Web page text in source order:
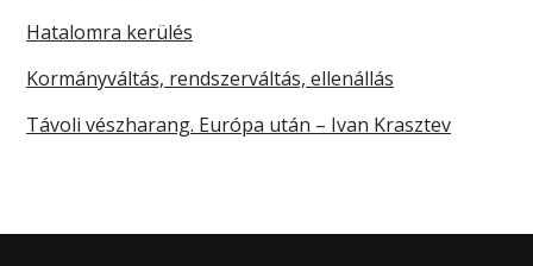
Hatalomra kerülés
Kormányváltás, rendszerváltás, ellenállás
Távoli vészharang. Európa után – Ivan Krasztev